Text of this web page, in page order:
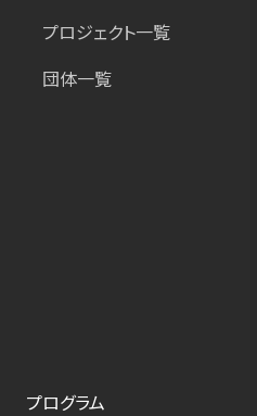
プロジェクト一覧
団体一覧
プログラム